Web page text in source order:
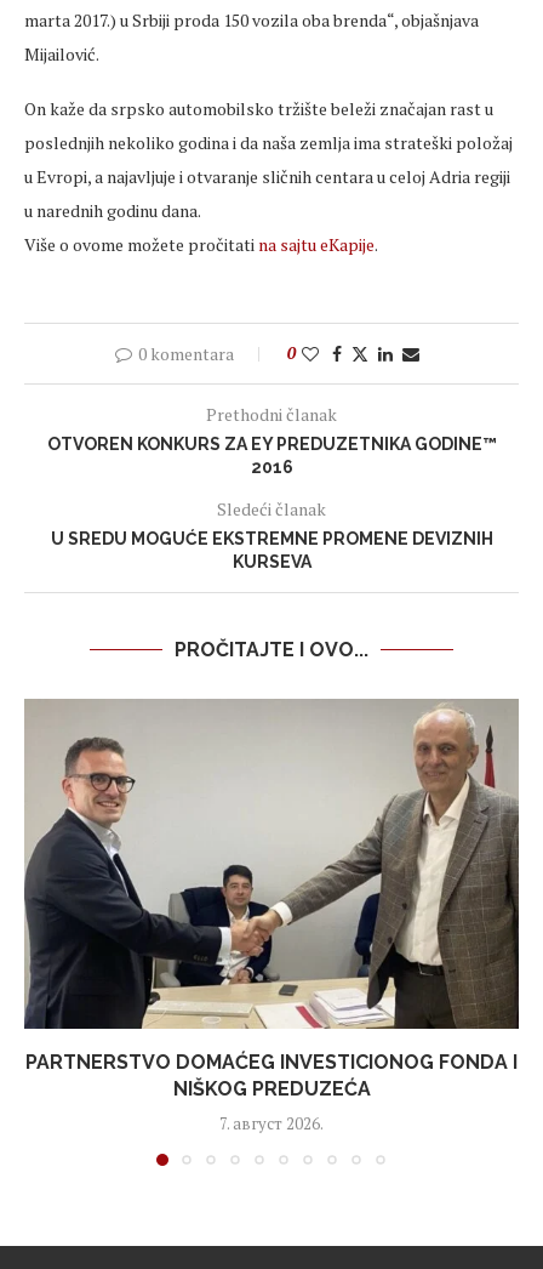
marta 2017.) u Srbiji proda 150 vozila oba brenda“, objašnjava
Mijailović.
On kaže da srpsko automobilsko tržište beleži značajan rast u
poslednjih nekoliko godina i da naša zemlja ima strateški položaj
u Evropi, a najavljuje i otvaranje sličnih centara u celoj Adria regiji
u narednih godinu dana.
Više o ovome možete pročitati na sajtu eKapije.
0 komentara 0
Prethodni članak
OTVOREN KONKURS ZA EY PREDUZETNIKA GODINE™
2016
Sledeći članak
U SREDU MOGUĆE EKSTREMNE PROMENE DEVIZNIH
KURSEVA
PROČITAJTE I OVO...
PARTNERSTVO DOMAĆEG INVESTICIONOG FONDA I
NIŠKOG PREDUZEĆA
7. август 2026.